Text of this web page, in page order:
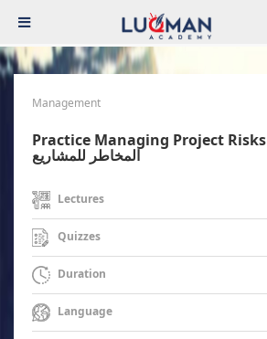
Management
Practice Managing Project Risks تطبيق إدارة
المخاطر للمشاريع
Lectures
Quizzes
Duration
Language